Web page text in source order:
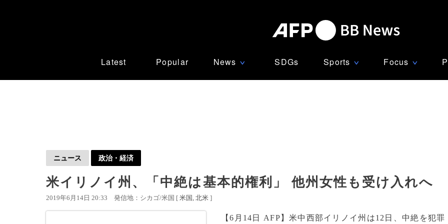
Latest Popular News ∨ SDGs Sports ∨ Focus ∨
ニュース 政治・経済
米イリノイ州、「中絶は基本的権利」 他州女性も受け入れへ
2019年6月14日 20:33 発信地：シカゴ/米国 [ 米国 北米 ]
【6月14日 AFP】米中西部イリノイ州は12日、中絶を犯罪